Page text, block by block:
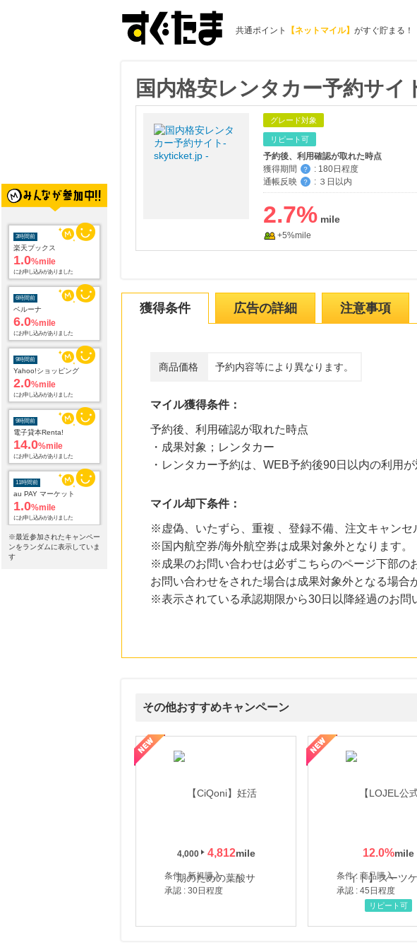
共通ポイント 【ネットマイル】 がすぐ貯まる！
3時間前
楽天ブックス
1.0%mile
にお申し込みがありました
6時間前
ベルーナ
6.0%mile
にお申し込みがありました
9時間前
Yahoo!ショッピング
2.0%mile
にお申し込みがありました
9時間前
電子貸本Renta!
14.0%mile
にお申し込みがありました
11時間前
au PAY マーケット
1.0%mile
にお申し込みがありました
12時間前
※最近参加されたキャンペー
ンをランダムに表示していま
す
国内格安レンタカー予約サ
グレード対象
リピート可
予約後、利用確認が取れた時点
獲得期間
？ : 180日程度
通帳反映
？ : ３日以内
2.7%
+5%mile
獲得条件 広告の詳細 注意事項
商品価格 予約内容等により異なります。
マイル獲得条件：
予約後、利用確認が取れた時点
・成果対象；レンタカー
・レンタカー予約は、WEB予約後90日以内の利用が
マイル却下条件：
※虚偽、いたずら、重複 、登録不備、注文キャンセ
※国内航空券/海外航空券は成果対象外となります。
※成果のお問い合わせは必ずこちらのページ下部の
お問い合わせをされた場合は成果対象外となる場合
※表示されている承認期限から30日以降経過のお問
その他おすすめキャンペーン
4,000 4,812
条件 : 新規購入
承認 : 30日程度
12.0%
条件 : 商品購入
承認 : 45日程度
リピート可
【ロデオドライブ】創業70年の信頼と高価買取を実現！ブランド品・貴金属の無料査定
【ファビウス公式EC】すべての女性を美しくをテーマ